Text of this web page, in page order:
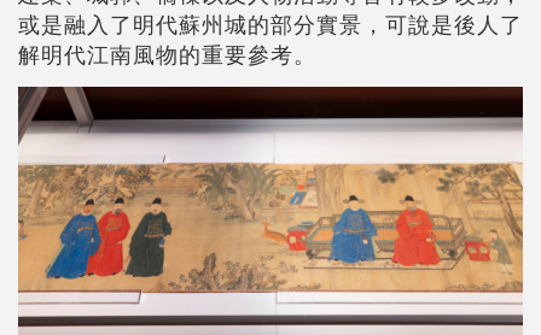
或是融入了明代蘇州城的部分實景，可說是後人了
解明代江南風物的重要參考。